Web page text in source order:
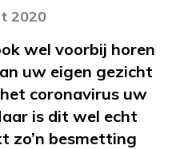
2020
wel voorbij horen
uw eigen gezicht
coronavirus uw
is dit wel echt
zo’n besmetting